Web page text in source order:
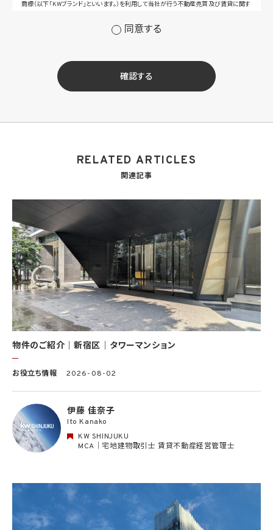
商標（以下「KWブランド」といいます。）を利用して当社が行う不動産売買及び賃貸に関す
(2) 当社サービス及び当社がKWブランドのライセンスを行う対象となる事業者（サブラ
せ等への対応のため
(3) 当社の商品、サービス等のご案内のため
(4) 当社サービスに関する当社の規約、ポリシー等（以下「規約等」といいます。）に違反す
る行為に対する対応のため
の開発等に役立てるため
も外国に所在する場合を含みます。）に対し個人情報（(i)当社サービスにおける顧客に関
ため。なお、KWエージェントとは、KW加盟店の業務に従事する個人を意味します。また、
(8) 当社サービスを介して販売等が行われる物件に関する情報について、当社、KWライ
センサー、その他KWブランドを利用して事業を行う事業者のポータルサイト、ウェブ広
告、その他インターネット上において公開するため
(9) 雇用管理及び社内手続のため（役職員の個人情報について）、並びに人材採用活動
における選考及び連絡のため（応募者の個人情報について）
(10) KWエージェント並びに当社及びKW加盟店の役職員に関する情報に関して、当該
情報を当社又はKWライセンサーが運営するウェブサイト（当社又はKWライセンサーか
ら委託を受けた第三者によって運営されるウェブサイトを含み、当該ウェブサイトが一般
向けに公開される場合を含みます。）上に掲載するため
(11) 株主管理、会社法その他法令上の手続対応のため（株主、新株予約権者等の個人情
報について）
(12) 当社のサービスを通じて実施された不動産に関する取引の実績について、個人を識
別できない形式に加工した統計データを作成するため
(13) その他、上記利用目的に付随する目的のため
る運営、サービスの利用状況等を分析した情報を用いたシステムの改善及び開発並びに
することについて同意を撤回し又は異議を述べた場合には、当社はただちにその旨を当
該第三者に通知するものとします。
3. 個人情報利用目的の変更
4. 個人情報利用の制限
4.1 当社は、個人情報保護法その他の法令により許容される場合を除き、本人の同意を得
ず、利用目的の達成に必要な範囲を超えて個人情報を取り扱いません。但し、次の場合は
この限りではありません。
同意する
確認する
RELATED ARTICLES
関連記事
物件のご紹介｜新宿区｜タワーマンション
お役立ち情報 2026-08-02
伊藤 佳奈子
Ito Kanako
KW SHINJUKU
MCA｜宅地建物取引士 賃貸不動産経営管理士